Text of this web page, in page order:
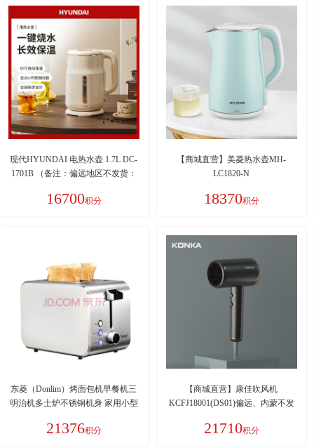
现代HYUNDAI 电热水壶 1.7L DC-
1701B （备注：偏远地区不发货：
内蒙古、海南）
16700积分
【商城直营】美菱热水壶MH-
LC1820-N
18370积分
东菱（Donlim）烤面包机早餐机三
明治机多士炉不锈钢机身 家用小型
21376积分
【商城直营】康佳吹风机
KCFJ18001(DS01)偏远、内蒙不发
21710积分